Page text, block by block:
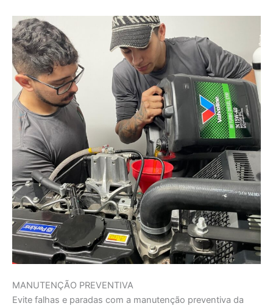
MANUTENÇÃO PREVENTIVA
Evite falhas e paradas com a manutenção preventiva da